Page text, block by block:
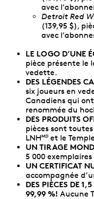
avec
Detroit Red
(139,95 $),
avec
LE LOGO D’UNE
pièce présente le
vedette.
DES LÉGENDES
six joueurs en
Canadiens qui
renommée du
DES PRODUITS
pièces sont
LNHMD et le
UN TIRAGE
5 000
UN CERTIFICAT
accompagnée
DES PIÈCES DE
99,99 %! Aucune